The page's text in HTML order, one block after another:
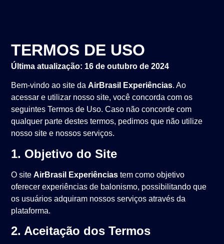
TERMOS DE USO
Última atualização: 16 de outubro de 2024
Bem-vindo ao site daAirBrasil Experiências. Ao
acessar e utilizar nosso site, você concorda com os
seguintes Termos de Uso. Caso não concorde com
qualquer parte destes termos, pedimos que não utilize
nosso site e nossos serviços.
1. Objetivo do Site
O siteAirBrasil Experiências tem como objetivo
oferecer experiências de balonismo, possibilitando que
os usuários adquiram nossos serviços através da
plataforma.
2. Aceitação dos Termos